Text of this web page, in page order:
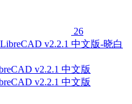
26
v2.2.1 中文版
v2.2.1 中文版